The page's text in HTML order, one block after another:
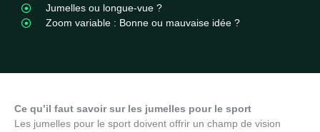
Jumelles ou longue-vue ?
Zoom variable : Bonne ou mauvaise idée ?
Ce qu’il faut savoir sur les jumelles pour le sport
Les jumelles pour le sport doivent offrir un champ de vision